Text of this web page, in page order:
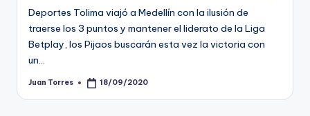
Deportes Tolima viajó a Medellín con la ilusión de
traerse los 3 puntos y mantener el liderato de la Liga
Betplay, los Pijaos buscarán esta vez la victoria con
un…
Publicado
Juan Torres 18/09/2020